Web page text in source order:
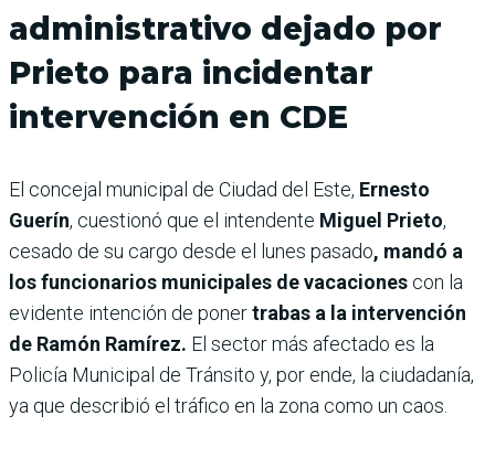
administrativo dejado por
Prieto para incidentar
intervención en CDE
El concejal municipal de Ciudad del Este, Ernesto
Guerín, cuestionó que el intendente Miguel Prieto,
cesado de su cargo desde el lunes pasado, mandó a
los funcionarios municipales de vacaciones con la
evidente intención de ponertrabas a la intervención
de Ramón Ramírez. El sector más afectado es la
Policía Municipal de Tránsito y, por ende, la ciudadanía,
ya que describió el tráfico en la zona como un caos.